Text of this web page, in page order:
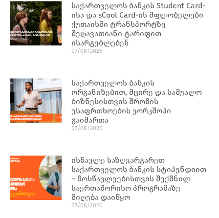
საქართველოს ბანკის Student Card-
ისა და sCool Card-ის მფლობელები
ქუთაისში ტრანსპორტზე
შეღავათიანი ტარიფით
ისარგებლებენ
07/08/2026
საქართველოს ბანკის
ორგანიზებით, მცირე და საშუალო
ბიზნესისთვის შრომის
უსაფრთხოების ვორკშოპი
გაიმართა
07/08/2026
ისწავლე საზღვარგარეთ
საქართველოს ბანკის სტიპენდიით
– მოსწავლეებისთვის შექმნილ
საერთაშორისო პროგრამაზე
მიღება დაიწყო
07/08/2026